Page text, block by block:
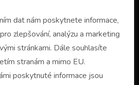
dat nám poskytnete informace,
zlepšování, analýzu a marketing
Dále souhlasíte
stranám a mimo EU.
poskytnuté informace jsou